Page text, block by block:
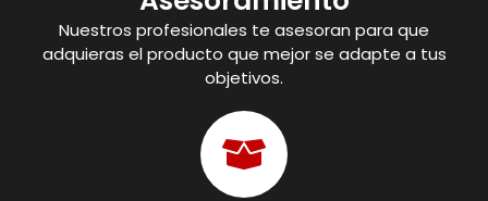
Nuestros profesionales te asesoran para que
adquieras el producto que mejor se adapte a tus
objetivos.